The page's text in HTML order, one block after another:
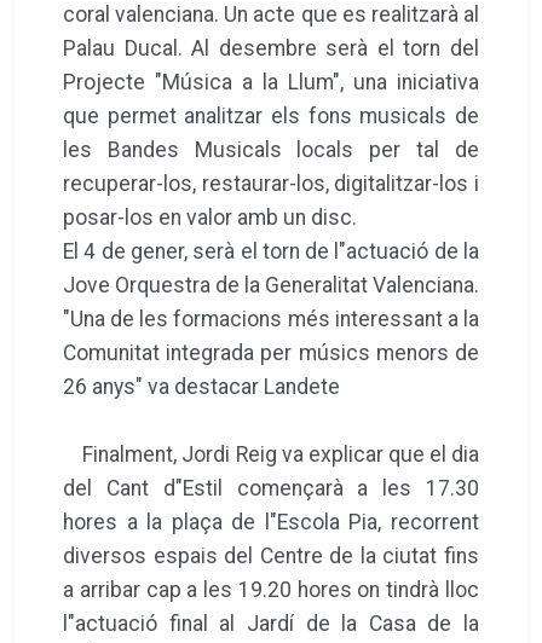
coral valenciana. Un acte que es realitzarà al
Palau Ducal. Al desembre serà el torn del
Projecte "Música a la Llum", una iniciativa
que permet analitzar els fons musicals de
les Bandes Musicals locals per tal de
recuperar-los, restaurar-los, digitalitzar-los i
posar-los en valor amb un disc.
El 4 de gener, serà el torn de l"actuació de la
Jove Orquestra de la Generalitat Valenciana.
"Una de les formacions més interessant a la
Comunitat integrada per músics menors de
26 anys" va destacar Landete
Finalment, Jordi Reig va explicar que el dia
del Cant d"Estil començarà a les 17.30
hores a la plaça de l"Escola Pia, recorrent
diversos espais del Centre de la ciutat fins
a arribar cap a les 19.20 hores on tindrà lloc
l"actuació final al Jardí de la Casa de la